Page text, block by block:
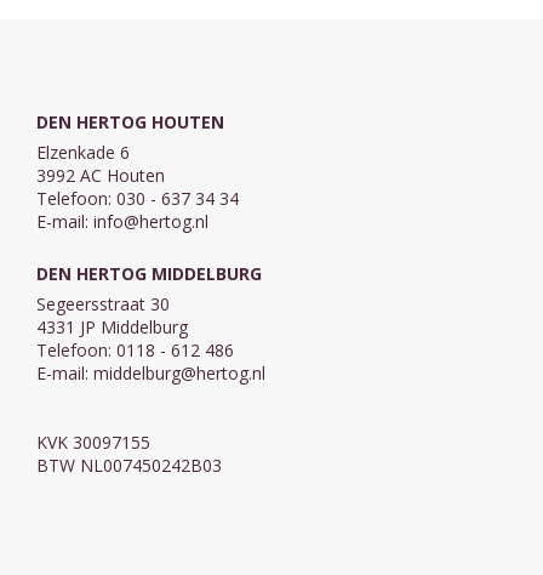
DEN HERTOG HOUTEN
Elzenkade 6
3992 AC Houten
Telefoon: 030 - 637 34 34
E-mail: info@hertog.nl
DEN HERTOG MIDDELBURG
Segeersstraat 30
4331 JP Middelburg
Telefoon: 0118 - 612 486
E-mail: middelburg@hertog.nl
KVK 30097155
BTW NL007450242B03